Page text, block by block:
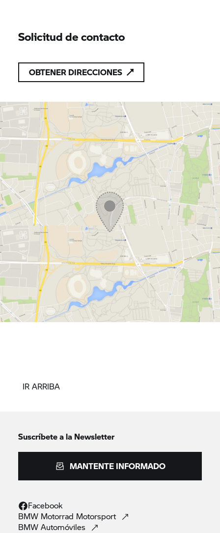
Solicitud de contacto
OBTENER DIRECCIONES
IR ARRIBA
Suscríbete a la Newsletter
MANTENTE INFORMADO
Facebook
BMW Motorrad Motorsport
BMWAutomóviles